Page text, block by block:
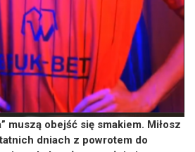
muszą obejść się smakiem. Miłosz
dniach z powrotem do